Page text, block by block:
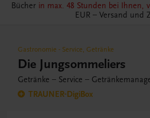
Bücher in max. 48 Stunden bei Ihnen,
EUR – Versand und
Gastronomie - Service, Getränke
Die Jungsommeliers
Getränke – Service –
TRAUNER-DigiBox